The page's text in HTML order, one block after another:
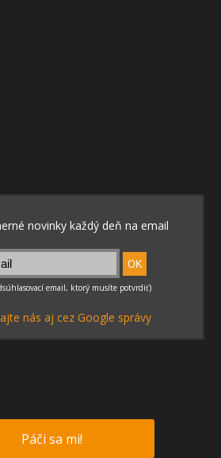
nás aj cez Google správy
Páči sa mi!